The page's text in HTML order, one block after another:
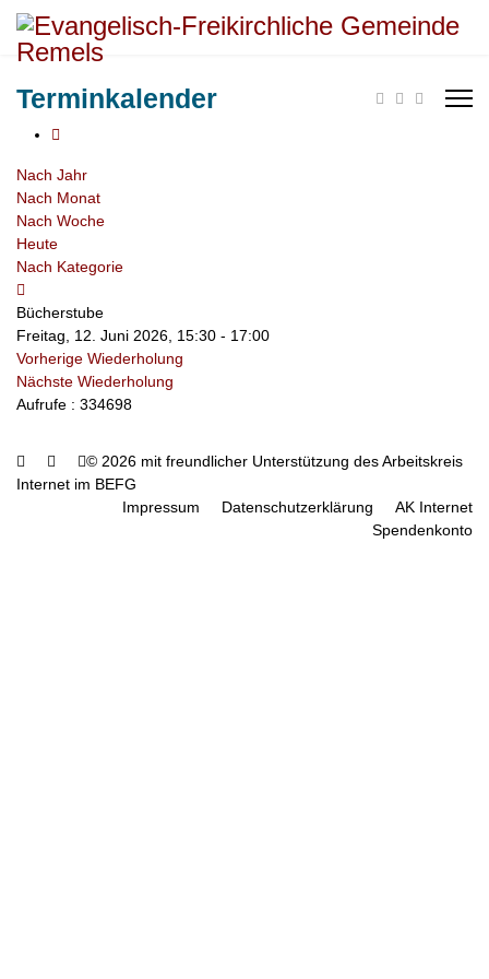
Terminkalender
Nach Jahr
Nach Monat
Nach Woche
Heute
Nach Kategorie
Bücherstube
Freitag, 12. Juni 2026, 15:30 - 17:00
Vorherige Wiederholung
Nächste Wiederholung
Aufrufe : 334698
© 2026 mit freundlicher Unterstützung des Arbeitskreis
Internet im BEFG
Impressum
Datenschutzerklärung
AK Internet
Spendenkonto